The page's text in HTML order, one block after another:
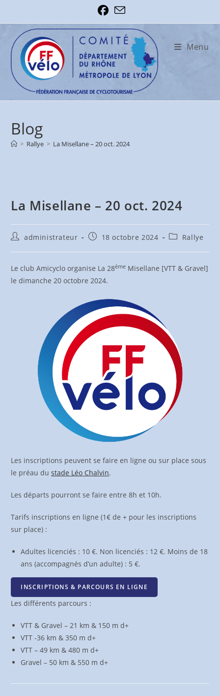
content
Menu
Blog
> Rallye > La Misellane – 20 oct. 2024
La Misellane – 20 oct. 2024
Auteur/autrice
la
publication :
administrateur
Publication
18 octobre 2024
PostRallye
Le club Amicyclo organise La 28ème Misellane [VTT & Gravel]
le dimanche 20 octobre 2024.
Les inscriptions peuvent se faire en ligne ou sur place sous
le préau dustade Léo Chalvin.
Les départs pourront se faire entre 8h et 10h.
Tarifs inscriptions en ligne (1€ de + pour les inscriptions
sur place) :
Adultes licenciés : 10 €. Non licenciés : 12 €. Moins de 18
ans (accompagnés d’un adulte) : 5 €.
INSCRIPTIONS & PARCOURS EN LIGNE
Les différents parcours :
VTT & Gravel – 21 km & 150 m d+
VTT -36 km & 350 m d+
VTT – 49 km & 480 m d+
Gravel – 50 km & 550 m d+